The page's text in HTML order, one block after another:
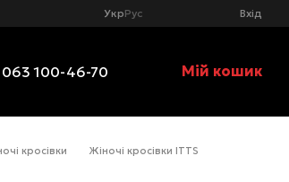
УкрРус Вхід
063 100-46-70 Мій кошик
кросівки
Жіночі кросівки ITTS